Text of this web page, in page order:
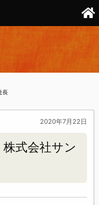
長
2020年7月22日
株式会社サン